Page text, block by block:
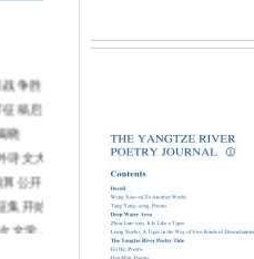
稿启事
晓
宿迁市文学院引进高层次文学人才简章（第2号）